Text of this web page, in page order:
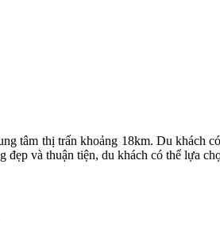
tâm thị trấn khoảng 18km. Du khách
và thuận tiện, du khách có thể lựa